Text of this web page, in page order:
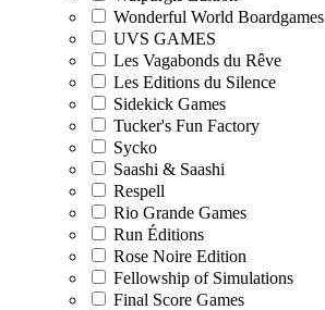
Wonderful World Boardgames
UVS GAMES
Les Vagabonds du Rêve
Les Editions du Silence
Sidekick Games
Tucker's Fun Factory
Sycko
Saashi & Saashi
Respell
Rio Grande Games
Run Éditions
Rose Noire Edition
Fellowship of Simulations
Final Score Games